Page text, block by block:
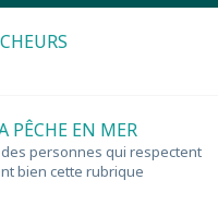
PÊCHE EN MER
personnes qui respectent
bien cette rubrique